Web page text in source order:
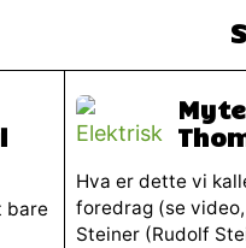
bare
Hva er dette vi
foredrag (se
Steiner (Rudolf